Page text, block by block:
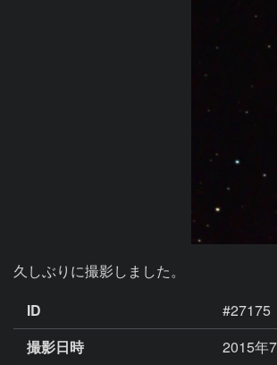
久しぶりに撮影しました。
ID
#27175
撮影日時
2015年